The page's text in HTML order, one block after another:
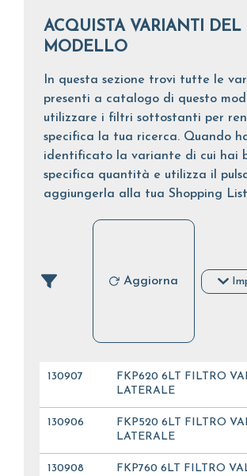
ACQUISTA VARIANTI DEL
MODELLO
In questa sezione trovi tutte le
presenti a catalogo di questo
utilizzare i filtri sottostanti per
specifica la tua ricerca. Quando
identificato la variante di cui hai
specifica quantità e utilizza il
aggiungerla alla tua Shopping
Aggiorna
130907
FKP620 6LT FILTRO
LATERALE
130906
FKP520 6LT FILTRO
LATERALE
130908
FKP760 6LT FILTRO